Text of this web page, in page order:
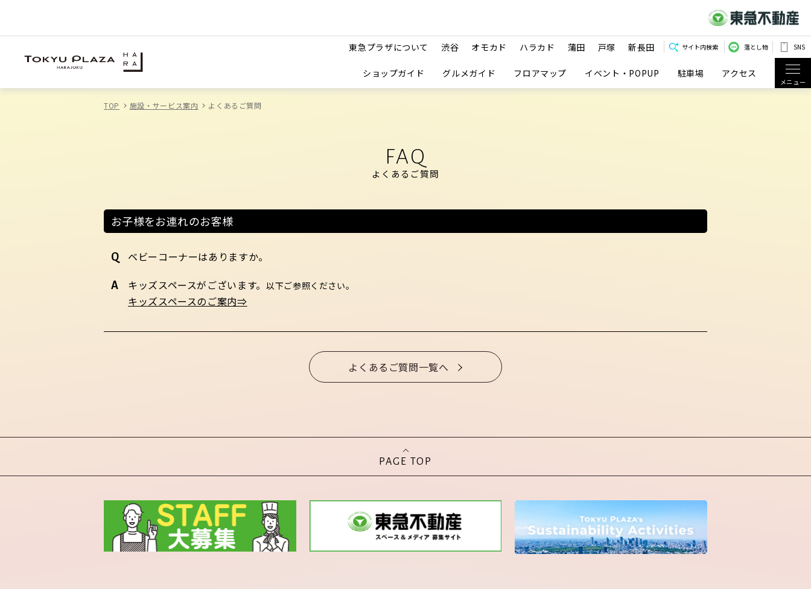
東急プラザについて 渋谷 オモカド ハラカド 蒲田 戸塚 新長田 サイト内検索 落とし物 SNS
ショップガイド グルメガイド フロアマップ イベント・POPUP 駐車場 アクセス
メニュー
TOP 施設・サービス案内 よくあるご質問
FAQ
よくあるご質問
お子様をお連れのお客様
ベビーコーナーはありますか。
キッズスペースがございます。 以下ご参照ください。
キッズスペースのご案内⇒
よくあるご質問一覧へ
PAGE TOP